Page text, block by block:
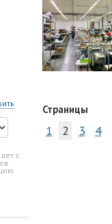
с
Страницы
1
2 3 4